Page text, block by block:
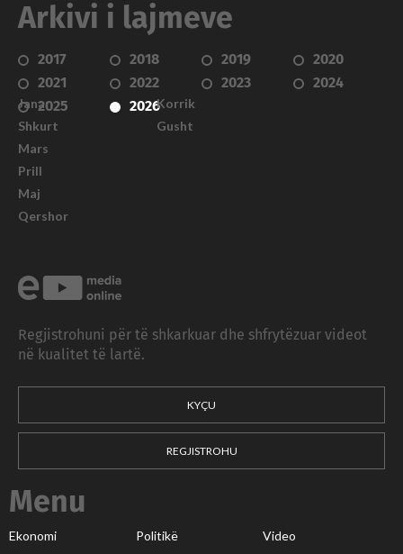
Arkivi i lajmeve
2017 2018 2019
2020
2021
2022 2023
2024
2025
2026
Janar
Shkurt
Mars
Prill
Maj
Qershor
Korrik
Gusht
Regjistrohuni për të shkarkuar dhe shfrytëzuar videot
në kualitet të lartë.
KYÇU
REGJISTROHU
Menu
Ekonomi Politikë
Video